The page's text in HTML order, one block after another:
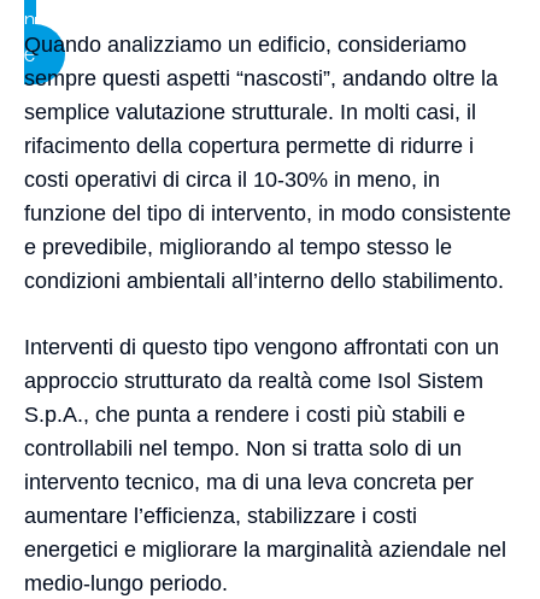
n
e
Quando analizziamo un edificio, consideriamo
sempre questi aspetti “nascosti”, andando oltre la
semplice valutazione strutturale. In molti casi, il
rifacimento della copertura permette di ridurre i
costi operativi di circa il 10-30% in meno, in
funzione del tipo di intervento, in modo consistente
e prevedibile, migliorando al tempo stesso le
condizioni ambientali all’interno dello stabilimento.
Interventi di questo tipo vengono affrontati con un
approccio strutturato da realtà come Isol Sistem
S.p.A., che punta a rendere i costi più stabili e
controllabili nel tempo. Non si tratta solo di un
intervento tecnico, ma di una leva concreta per
aumentare l’efficienza, stabilizzare i costi
energetici e migliorare la marginalità aziendale nel
medio-lungo periodo.